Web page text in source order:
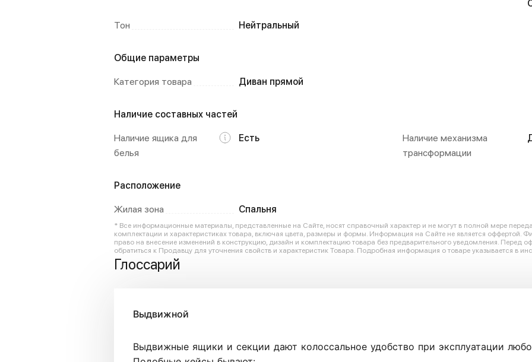
Тон
Нейтральный
Общие параметры
Категория товара Диван прямой
Наличие составных частей
Наличие ящика для
белья
Есть
Наличие механизма
трансформации
Расположение
Жилая зона Спальня
* Все информационные материалы, представленные на Сайте, носят справочный характер и не могут в полной мере
комплектации и характеристиках товара, включая цвета, размеры и формы. Информация на Сайте не является оффертой.
право на внесение изменений в конструкцию, дизайн и комплектацию товара без предварительного уведомления. Перед
обратиться к Продавцу для уточнения свойств и характеристик Товара. Подробная информация о товаре указывается в
Глоссарий
Выдвижной
Выдвижные ящики и секции дают колоссальное удобство при эксплуатации